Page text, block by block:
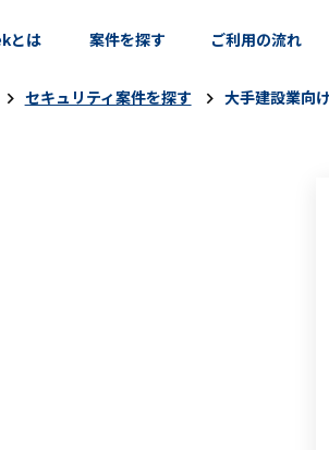
とは 案件を探す ご利用の流れ
セキュリティ案件を探す 大手建設業向